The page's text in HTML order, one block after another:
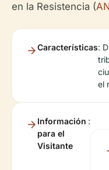
en la Resistencia (
Características:
el
Información
para el
Visitante
: